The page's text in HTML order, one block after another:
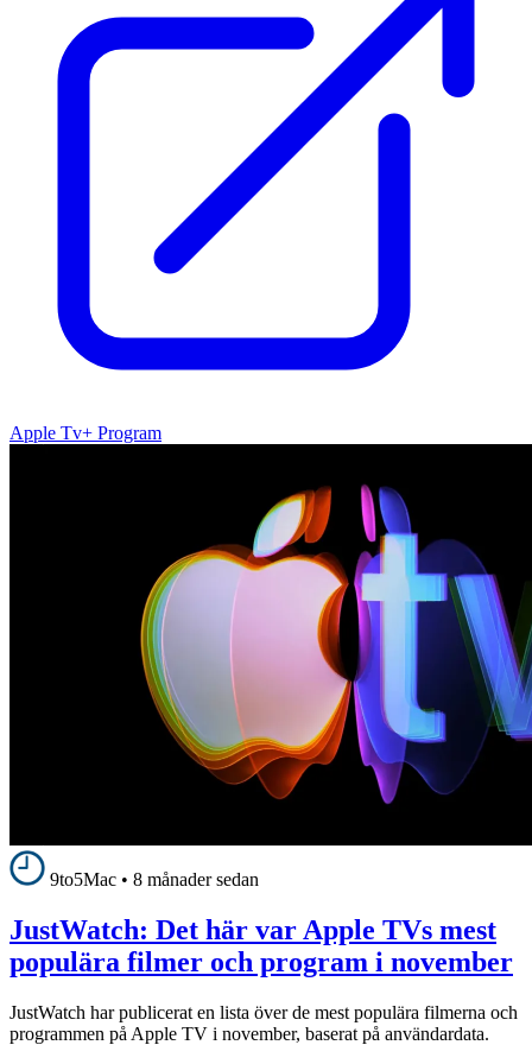
Apple Tv+ Program
9to5Mac • 8 månader sedan
JustWatch: Det här var Apple TVs mest
populära filmer och program i november
JustWatch har publicerat en lista över de mest populära filmerna och
programmen på Apple TV i november, baserat på användardata.